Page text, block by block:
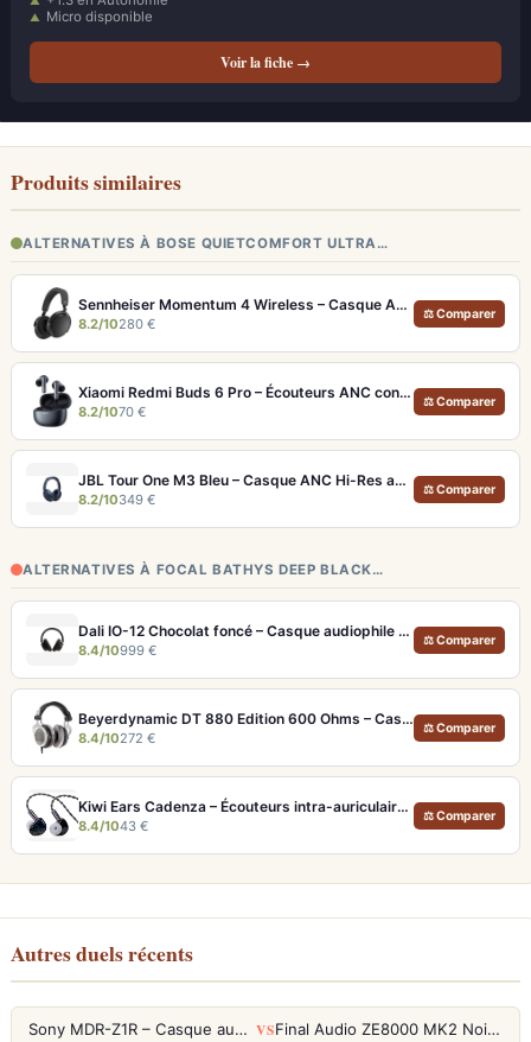
Micro disponible
Voir la fiche →
Produits similaires
ALTERNATIVES À BOSE QUIETCOMFORT ULTRA…
Sennheiser Momentum 4 Wireless – Casque ANC avec autonomie record 60h et son audiophile
8.2/10280 €
⚖ Comparer
Xiaomi Redmi Buds 6 Pro – Écouteurs ANC confortables au rapport qualité-prix solide
8.2/1070 €
⚖ Comparer
JBL Tour One M3 Bleu – Casque ANC Hi-Res avec autonomie 70h et son spatial
8.2/10349 €
⚖ Comparer
ALTERNATIVES À FOCAL BATHYS DEEP BLACK…
Dali IO-12 Chocolat foncé – Casque audiophile Bluetooth 35h ANC
8.4/10999 €
⚖ Comparer
Beyerdynamic DT 880 Edition 600 Ohms – Casque semi-ouvert neutre pour audiophiles et studio
8.4/10272 €
⚖ Comparer
Kiwi Ears Cadenza – Écouteurs intra-auriculaires à driver Béryllium 10mm
8.4/1043 €
⚖ Comparer
Autres duels récents
Sony MDR-Z1R – Casque audiophile fermé haute résolution VS Final Audio ZE8000 MK2 Noir – Écouteurs True Wireless audiophiles 8K Sound